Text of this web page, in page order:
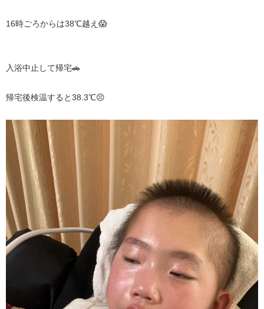
16時ごろからは38℃越え😱
入浴中止して帰宅🚗
帰宅後検温すると38.3℃😣